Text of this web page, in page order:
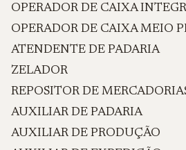
OPERADOR DE CAIXA
OPERADOR DE CAIXA MEIO
ATENDENTE DE PADARIA
ZELADOR
REPOSITOR DE
AUXILIAR DE PADARIA
AUXILIAR DE PRODUÇÃO